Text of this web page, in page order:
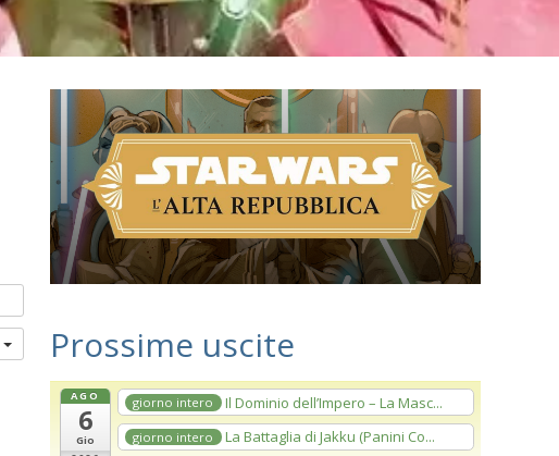
Prossime uscite
AGO
6
Gio
giorno intero Il Dominio dell’Impero – La Masc...
giorno intero La Battaglia di Jakku (Panini Co...